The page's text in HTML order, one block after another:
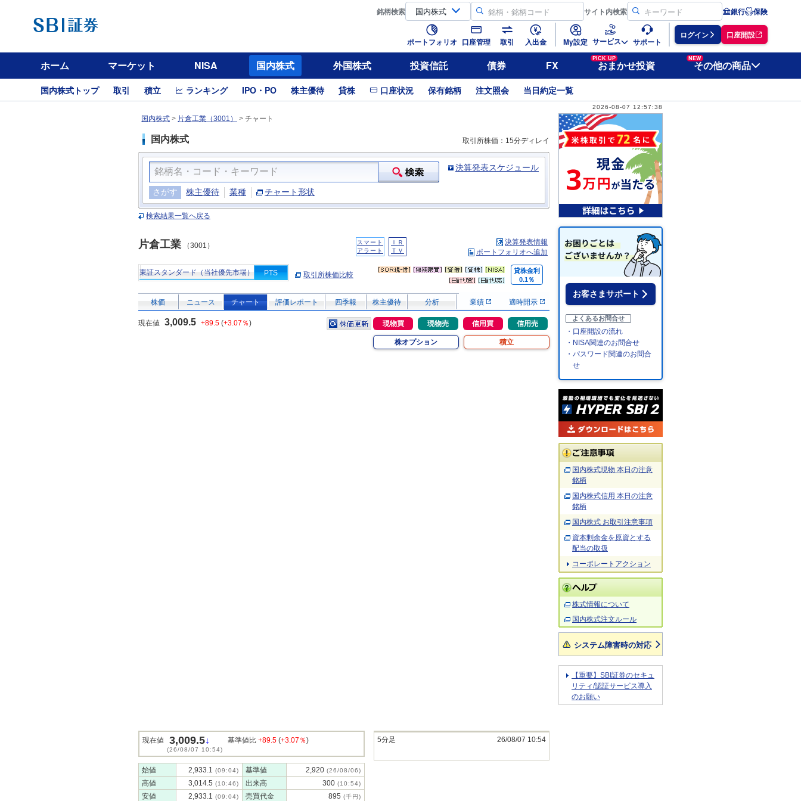
銘柄検索 サイト内検索 銀行 保険
ポートフォリオ 口座管理 取引 入出金 My設定 サービス サポート
ログイン 口座開設
ホーム マーケット NISA 国内株式 外国株式 投資信託 債券 FX
PICK UP
おまかせ投資
NEW
その他の商品
国内株式トップ 取引 積立 ランキング IPO・PO 株主優待 貸株 口座状況 保有銘柄 注文照会 当日約定一覧
2026-08-07 12:57:38
国内株式 > 片倉工業（3001） > チャート
国内株式 取引所株価：15分ディレイ
決算発表スケジュール
さがす 株主優待 業種 チャート形状
検索結果一覧へ戻る
片倉工業 （3001）
スマート
アラート
ＩＲ
ＴＶ
決算発表情報
ポートフォリオへ追加
東証スタンダード（当社優先市場） PTS 取引所株価比較
貸株金利
0.1％
株価 ニュース チャート 評価レポート 四季報 株主優待 分析 業績 適時開示
現在値 3,009.5 +89.5 (+3.07％) 現物買 現物売 信用買 信用売
株オプション 積立
現在値 3,009.5↓
(26/08/07 10:54)
基準値比 +89.5 (+3.07％)
始値 2,933.1 (09:04) 基準値 2,920 (26/08/06)
高値 3,014.5 (10:46) 出来高 300 (10:54)
安値 2,933.1 (09:04) 売買代金 895 (千円)
5分足 26/08/07 10:54
お客さまサポート
よくあるお問合せ
・口座開設の流れ
・NISA関連のお問合せ
・パスワード関連のお問合
せ
国内株式現物 本日の注意
銘柄
国内株式信用 本日の注意
銘柄
国内株式 お取引注意事項
資本剰余金を原資とする
配当の取扱
コーポレートアクション
株式情報について
国内株式注文ルール
システム障害時の対応
【重要】SBI証券のセキュ
リティ/認証サービス導入
のお願い